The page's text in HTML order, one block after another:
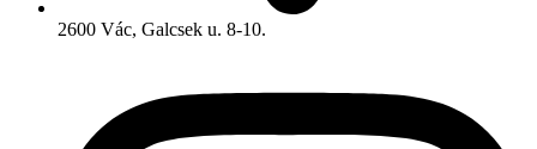
2600 Vác, Galcsek u. 8-10.